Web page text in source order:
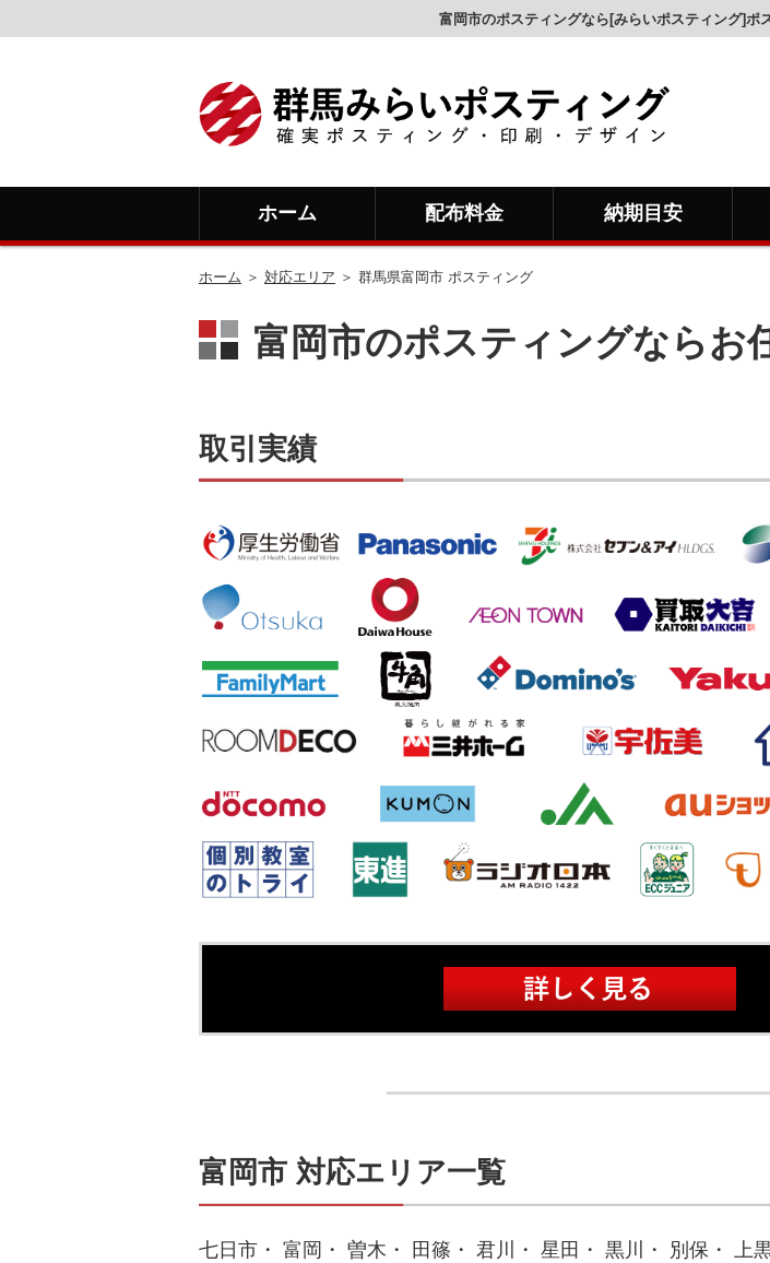
富岡市のポスティングなら[みらいポスティング]ポ
ホーム 配布料金 納期目安
ホーム ＞ 対応エリア ＞ 群馬県富岡市 ポスティング
富岡市のポスティングならお
取引実績
富岡市 対応エリア一覧
七日市・ 富岡・ 曽木・ 田篠・ 君川・ 星田・ 黒川・ 別保・ 上